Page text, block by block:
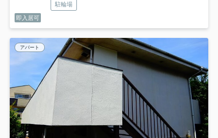
駐輪場
即入居可
アパート